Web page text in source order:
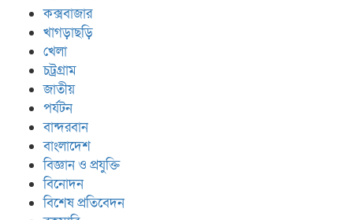
কক্সবাজার
খাগড়াছড়ি
খেলা
চট্রগ্রাম
জাতীয়
পর্যটন
বান্দরবান
বাংলাদেশ
বিজ্ঞান ও প্রযুক্তি
বিনোদন
বিশেষ প্রতিবেদন